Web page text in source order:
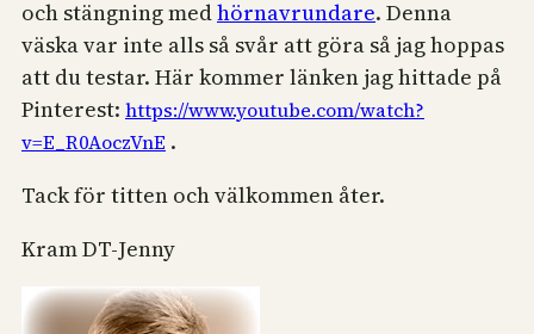
och stängning medhörnavrundare. Denna
väska var inte alls så svår att göra så jag hoppas
att du testar. Här kommer länken jag hittade på
Pinterest: https://www.youtube.com/watch?
v=E_R0AoczVnE .
Tack för titten och välkommen åter.
Kram DT-Jenny